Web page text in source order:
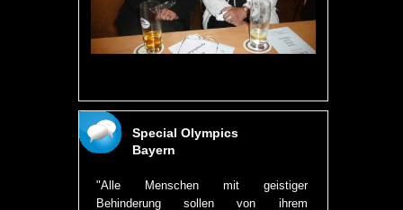
Special Olympics
Bayern
"Alle Menschen mit geistiger
Behinderung sollen von ihrem